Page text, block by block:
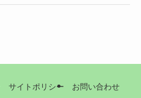
サイトポリシー お問い合わせ